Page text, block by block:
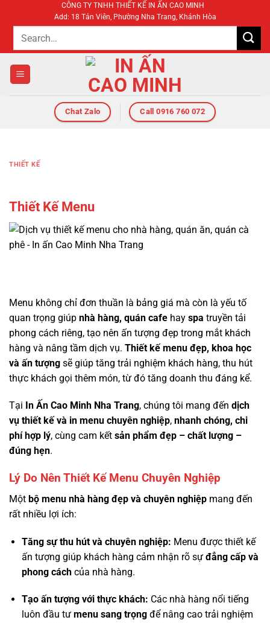
dung
CÔNG TY TNHH THIẾT KẾ IN ẤN CAO MINH
Add: 18 Tản Viên, Phường Nha Trang, Khánh Hòa
Chat Zalo Call 0916 760 072
THIẾT KẾ
Thiết Kế Menu
Menu không chỉ đơn thuần là bảng giá mà còn là yếu tố
quan trọng giúp nhà hàng, quán cafe hay spa truyền tải
phong cách riêng, tạo nên ấn tượng đẹp trong mắt khách
hàng và nâng tầm dịch vụ. Thiết kếmenu đẹp, khoa học
và ấn tượng sẽ giúp tăng trải nghiệm khách hàng, thu hút
thực khách gọi thêm món, từ đó tăng doanh thu đáng kể.
Tại In Ấn Cao Minh Nha Trang, chúng tôi mang đến dịch
vụ thiết kế và in menu chuyên nghiệp, nhanh chóng, chi
phí hợp lý, cùng cam kết sản phẩm đẹp – chất lượng –
đúng hẹn.
Lý Do Nên Thiết Kế Menu Chuyên Nghiệp
Một bộ menu nhà hàng đẹp và chuyên nghiệp mang đến
rất nhiều lợi ích:
Tăng sự thu hút và chuyên nghiệp: Menu được thiết kế
ấn tượng giúp khách hàng cảm nhận rõ sự đẳng cấp và
phong cáchcủa nhà hàng.
Tạo ấn tượng với thực khách: Các nhà hàng nổi tiếng
luôn đầu tư menu sang trọngđể nâng cao trải nghiệm